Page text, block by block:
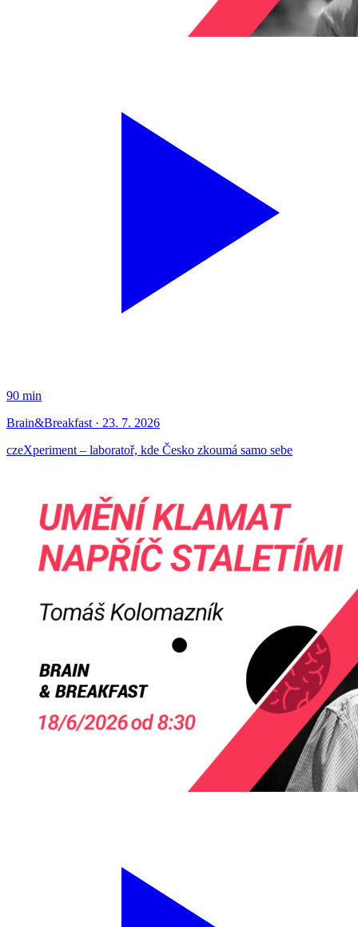
90 min
Brain&Breakfast · 23. 7. 2026
czeXperiment – laboratoř, kde Česko zkoumá samo sebe